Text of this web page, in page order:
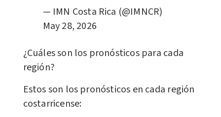
— IMN Costa Rica (@IMNCR)
May 28, 2026
¿Cuáles son los pronósticos para cada
región?
Estos son los pronósticos en cada región
costarricense: